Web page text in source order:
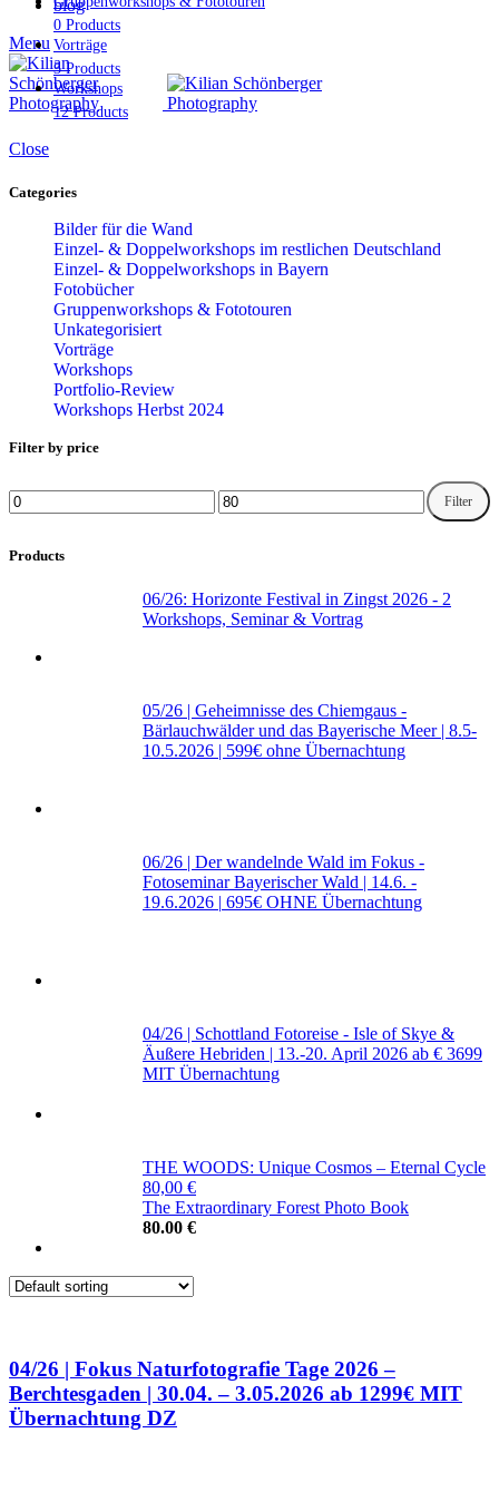
blog
Menu
0 Products
Vorträge
3 Products
Workshops
12 Products
Close
Categories
Bilder für die Wand
Einzel- & Doppelworkshops im restlichen Deutschland
Einzel- & Doppelworkshops in Bayern
Fotobücher
Gruppenworkshops & Fototouren
Unkategorisiert
Vorträge
Workshops
Portfolio-Review
Workshops Herbst 2024
Filter by price
Min price
Max price Filter
Products
06/26: Horizonte Festival in Zingst 2026 - 2
Workshops, Seminar & Vortrag
05/26 | Geheimnisse des Chiemgaus -
Bärlauchwälder und das Bayerische Meer | 8.5-
10.5.2026 | 599€ ohne Übernachtung
06/26 | Der wandelnde Wald im Fokus -
Fotoseminar Bayerischer Wald | 14.6. -
19.6.2026 | 695€ OHNE Übernachtung
04/26 | Schottland Fotoreise - Isle of Skye &
Äußere Hebriden | 13.-20. April 2026 ab € 3699
MIT Übernachtung
THE WOODS: Unique Cosmos – Eternal Cycle
80,00 €
The Extraordinary Forest Photo Book
80.00 €
04/26 | Fokus Naturfotografie Tage 2026 –
Berchtesgaden | 30.04. – 3.05.2026 ab 1299€ MIT
Übernachtung DZ